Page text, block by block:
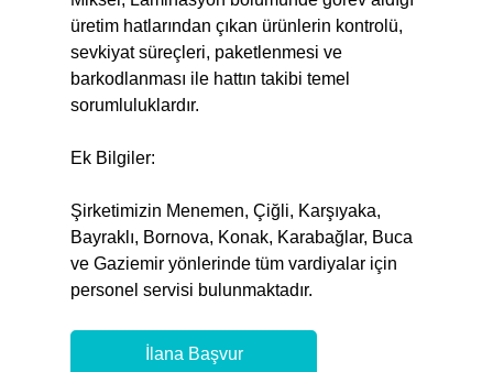
üretim hatlarından çıkan ürünlerin kontrolü,
sevkiyat süreçleri, paketlenmesi ve
barkodlanması ile hattın takibi temel
sorumluluklardır.
Ek Bilgiler:
Şirketimizin Menemen, Çiğli, Karşıyaka,
Bayraklı, Bornova, Konak, Karabağlar, Buca
ve Gaziemir yönlerinde tüm vardiyalar için
personel servisi bulunmaktadır.
İlana Başvur